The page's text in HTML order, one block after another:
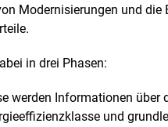
Modernisierungen und
in drei Phasen:
werden Informationen
und